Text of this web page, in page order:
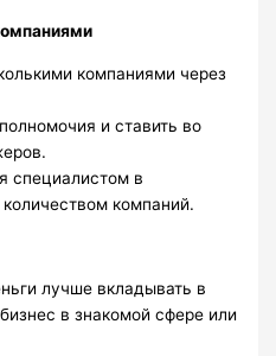
компаниями через
и ставить во
специалистом в
компаний.
лучше вкладывать в
в знакомой сфере или